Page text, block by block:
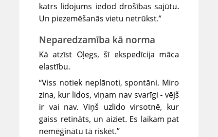
katrs lidojums iedod drošības sajūtu.
Un piezemēšanās vietu netrūkst.”
Neparedzamība kā norma
Kā atzīst Oļegs, šī ekspedīcija māca
elastību.
“Viss notiek neplānoti, spontāni. Miro
zina, kur lidos, viņam nav svarīgi - vējš
ir vai nav. Viņš uzlido virsotnē, kur
gaiss retināts, un aiziet. Es laikam pat
nemēģinātu tā riskēt.”